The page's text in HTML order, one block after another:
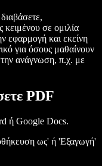
κειμένου σε ομιλία
εφαρμογή και εκείνη
για όσους μαθαίνουν
ανάγνωση, π.χ. με
PDF
ή Google Docs.
ως' ή 'Εξαγωγή'